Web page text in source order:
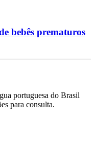
bebês prematuros
portuguesa do Brasil
para consulta.